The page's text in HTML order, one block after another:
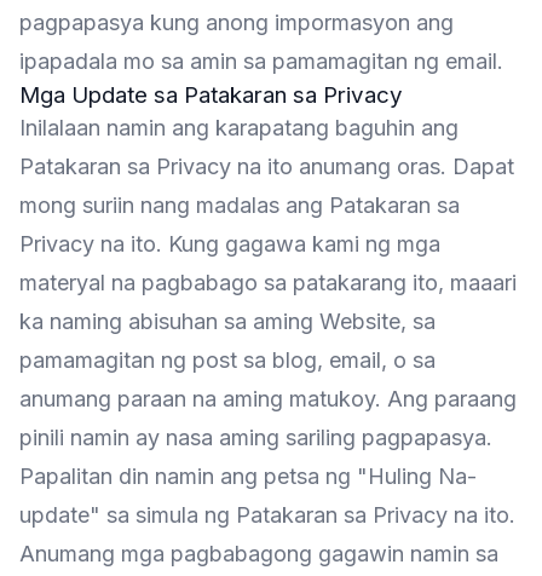
pagpapasya kung anong impormasyon ang
ipapadala mo sa amin sa pamamagitan ng email.
Mga Update sa Patakaran sa Privacy
Inilalaan namin ang karapatang baguhin ang
Patakaran sa Privacy na ito anumang oras. Dapat
mong suriin nang madalas ang Patakaran sa
Privacy na ito. Kung gagawa kami ng mga
materyal na pagbabago sa patakarang ito, maaari
ka naming abisuhan sa aming Website, sa
pamamagitan ng post sa blog, email, o sa
anumang paraan na aming matukoy. Ang paraang
pinili namin ay nasa aming sariling pagpapasya.
Papalitan din namin ang petsa ng "Huling Na-
update" sa simula ng Patakaran sa Privacy na ito.
Anumang mga pagbabagong gagawin namin sa